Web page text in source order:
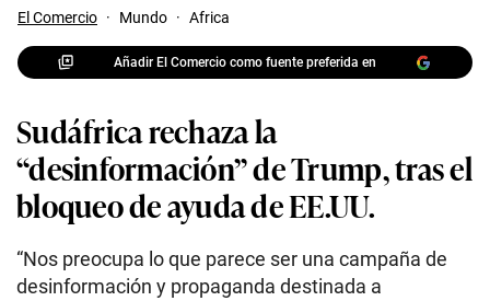
El Comercio · Mundo · Africa
Añadir El Comercio como fuente preferida en
Sudáfrica rechaza la
“desinformación” de Trump, tras el
bloqueo de ayuda de EE.UU.
“Nos preocupa lo que parece ser una campaña de
desinformación y propaganda destinada a